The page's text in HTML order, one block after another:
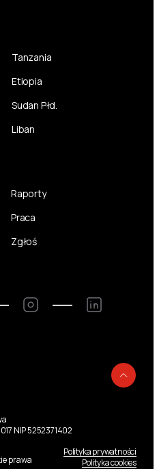
Tanzania
Etiopia
Sudan Płd.
Liban
Raporty
Praca
Zgłoś
Instagram LinkedIn
NIP 5252371402
prawa
Polityka prywatności
Polityka cookies